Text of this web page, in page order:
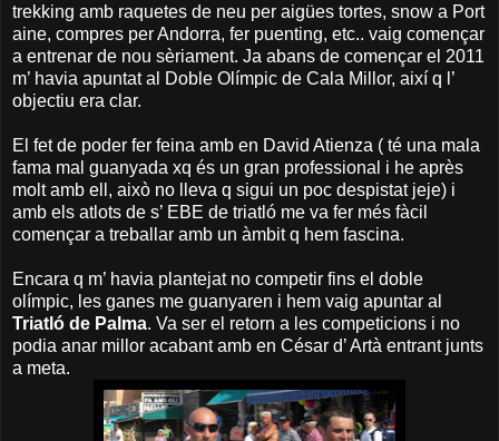
trekking amb raquetes de neu per aigües tortes, snow a Port
aine, compres per Andorra, fer puenting, etc.. vaig començar
a entrenar de nou sèriament. Ja abans de començar el 2011
m’ havia apuntat al Doble Olímpic de Cala Millor, així q l’
objectiu era clar.
El fet de poder fer feina amb en David Atienza ( té una mala
fama mal guanyada xq és un gran professional i he après
molt amb ell, això no lleva q sigui un poc despistat jeje) i
amb els atlots de s’ EBE de triatló me va fer més fàcil
començar a treballar amb un àmbit q hem fascina.
Encara q m’ havia plantejat no competir fins el doble
olímpic, les ganes me guanyaren i hem vaig apuntar al
Triatló de Palma. Va ser el retorn a les competicions i no
podia anar millor acabant amb en César d’ Artà entrant junts
a meta.